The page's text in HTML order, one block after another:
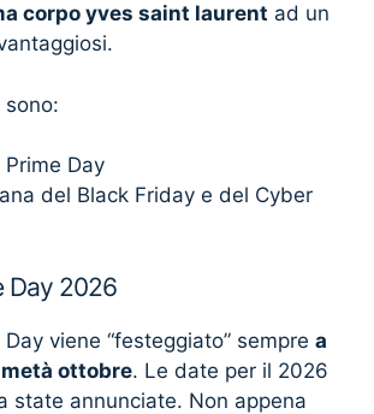
corpo yves saint laurent ad un
sono:
Prime Day
del Black Friday e del Cyber
Day 2026
Day viene “festeggiato” sempre a
ottobre. Le date per il 2026
state annunciate. Non appena